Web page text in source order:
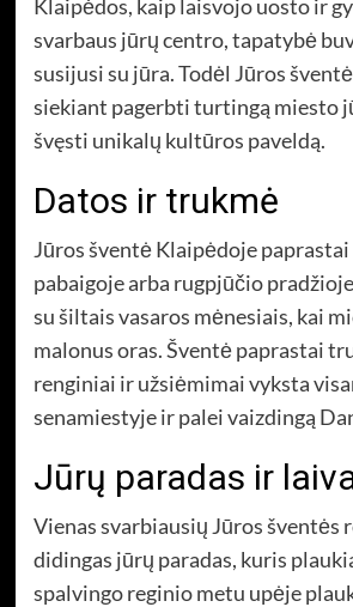
Klaipėdos, kaip laisvojo uosto ir
svarbaus jūrų centro, tapatybė
susijusi su jūra. Todėl Jūros
siekiant pagerbti turtingą miesto
švęsti unikalų kultūros paveldą.
Datos ir trukmė
Jūros šventė Klaipėdoje
pabaigoje arba rugpjūčio
su šiltais vasaros mėnesiais, kai
malonus oras. Šventė paprastai
renginiai ir užsiėmimai vyksta
senamiestyje ir palei vaizdingą
Jūrų paradas ir
Vienas svarbiausių Jūros šventės
didingas jūrų paradas, kuris
spalvingo reginio metu upėje